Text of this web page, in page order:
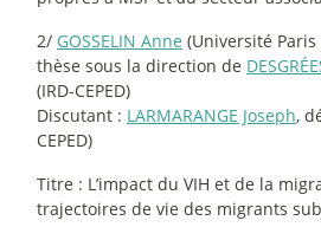
2/ GOSSELIN Anne (Université Paris
thèse sous la direction de
(IRD-CEPED)
Discutant : LARMARANGE Joseph,
CEPED)
Titre : L’impact du VIH et de la
trajectoires de vie des migrants